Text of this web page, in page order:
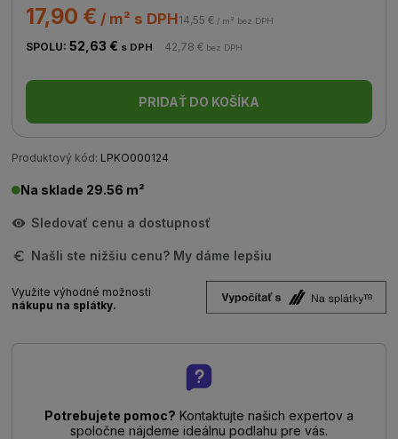
17,90 € / m² s DPH14,55 € / m² bez DPH
SPOLU:52,63 € s DPH 42,78 € bez DPH
PRIDAŤ DO KOŠÍKA
Produktový kód: LPKO000124
Na sklade 29.56 m²
Sledovať cenu a dostupnosť
Našli ste nižšiu cenu? My dáme lepšiu
Využite výhodné možnosti
nákupu na splátky.
Potrebujete pomoc? Kontaktujte našich expertov a
spoločne nájdeme ideálnu podlahu pre vás.